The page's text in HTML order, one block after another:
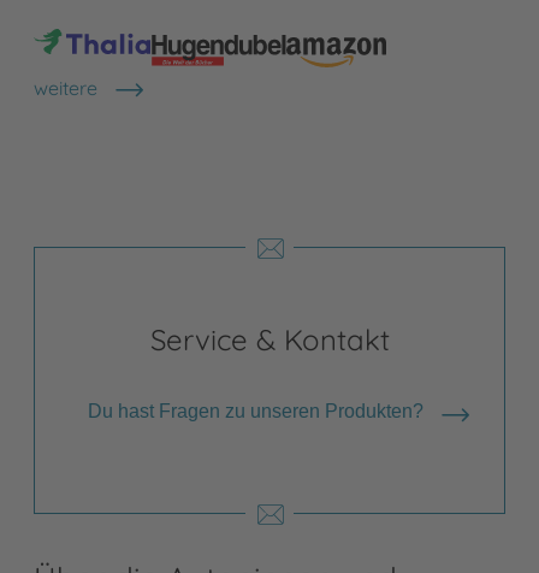
weitere
Shops anzeigen
Service & Kontakt
Du hast Fragen zu unseren Produkten?